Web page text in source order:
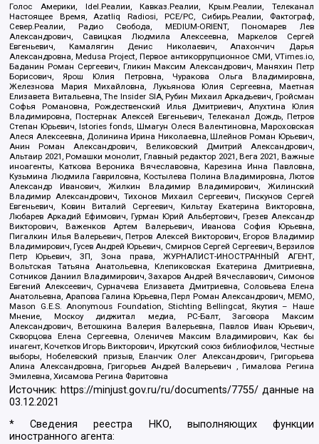
Голос Америки, Idel.Реалии, Кавказ.Реалии, Крым.Реалии, Телеканал
Настоящее Время, Azatliq Radiosi, PCE/PC, Сибирь.Реалии, Фактограф,
Север.Реалии, Радио Свобода, MEDIUM-ORIENT, Пономарев Лев
Александрович, Савицкая Людмила Алексеевна, Маркелов Сергей
Евгеньевич, Камалягин Денис Николаевич, Апахончич Дарья
Александровна, Medusa Project, Первое антикоррупционное СМИ, VTimes.io,
Баданин Роман Сергеевич, Гликин Максим Александрович, Маняхин Петр
Борисович, Ярош Юлия Петровна, Чуракова Ольга Владимировна,
Железнова Мария Михайловна, Лукьянова Юлия Сергеевна, Маетная
Елизавета Витальевна, The Insider SIA, Рубин Михаил Аркадьевич, Гройсман
Софья Романовна, Рождественский Илья Дмитриевич, Апухтина Юлия
Владимировна, Постернак Алексей Евгеньевич, Телеканал Дождь, Петров
Степан Юрьевич, Istories fonds, Шмагун Олеся Валентиновна, Мароховская
Алеся Алексеевна, Долинина Ирина Николаевна, Шлейнов Роман Юрьевич,
Анин Роман Александрович, Великовский Дмитрий Александрович,
Альтаир 2021, Ромашки монолит, Главный редактор 2021, Вега 2021, Важные
иноагенты, Каткова Вероника Вячеславовна, Карезина Инна Павловна,
Кузьмина Людмила Гавриловна, Костылева Полина Владимировна, Лютов
Александр Иванович, Жилкин Владимир Владимирович, Жилинский
Владимир Александрович, Тихонов Михаил Сергеевич, Пискунов Сергей
Евгеньевич, Ковин Виталий Сергеевич, Кильтау Екатерина Викторовна,
Любарев Аркадий Ефимович, Гурман Юрий Альбертович, Грезев Александр
Викторович, Важенков Артем Валерьевич, Иванова София Юрьевна,
Пигалкин Илья Валерьевич, Петров Алексей Викторович, Егоров Владимир
Владимирович, Гусев Андрей Юрьевич, Смирнов Сергей Сергеевич, Верзилов
Петр Юрьевич, ЗП, Зона права, ЖУРНАЛИСТ-ИНОСТРАННЫЙ АГЕНТ,
Вольтская Татьяна Анатольевна, Клепиковская Екатерина Дмитриевна,
Сотников Даниил Владимирович, Захаров Андрей Вячеславович, Симонов
Евгений Алексеевич, Сурначева Елизавета Дмитриевна, Соловьева Елена
Анатольевна, Арапова Галина Юрьевна, Перл Роман Александрович, МЕМО,
Mason G.E.S. Anonymous Foundation, Stichting Bellingcat, Якутия – Наше
Мнение, Москоу диджитал медиа, РС-Балт, Заговора Максим
Александрович, Ветошкина Валерия Валерьевна, Павлов Иван Юрьевич,
Скворцова Елена Сергеевна, Оленичев Максим Владимирович, Как бы
инагент, Кочетков Игорь Викторович, Иркутский союз библиофилов, Честные
выборы, Нобелевский призыв, Еланчик Олег Александрович, Григорьева
Алина Александровна, Григорьев Андрей Валерьевич , Гималова Регина
Эмилевна, Хисамова Регина Фаритовна
Источник: https://minjust.gov.ru/ru/documents/7755/ данные на
03.12.2021
* Сведения реестра НКО, выполняющих функции
иностранного агента: